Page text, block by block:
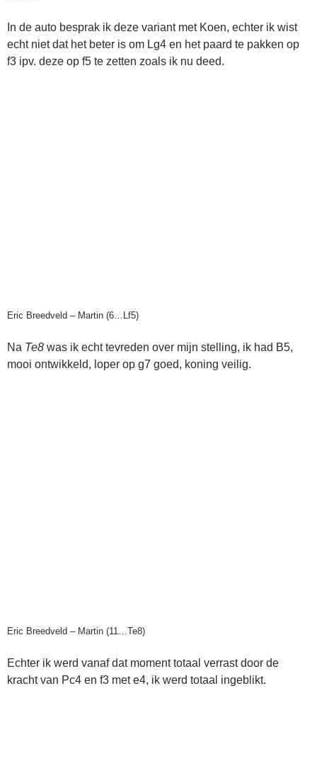
In de auto besprak ik deze variant met Koen, echter ik wist
echt niet dat het beter is om Lg4 en het paard te pakken op
f3 ipv. deze op f5 te zetten zoals ik nu deed.
Eric Breedveld – Martin (6…Lf5)
Na Te8 was ik echt tevreden over mijn stelling, ik had B5,
mooi ontwikkeld, loper op g7 goed, koning veilig.
Eric Breedveld – Martin (11…Te8)
Echter ik werd vanaf dat moment totaal verrast door de
kracht van Pc4 en f3 met e4, ik werd totaal ingeblikt.